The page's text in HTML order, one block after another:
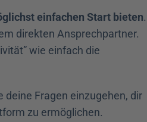
einfachen Start bieten.
direkten Ansprechpartner.
wie einfach die
deine Fragen einzugehen, dir
zu ermöglichen.